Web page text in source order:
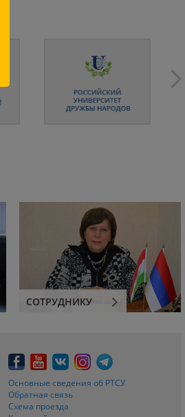
СОТРУДНИКУ
Основные сведения об РТСУ
Обратная связь
Схема проезда